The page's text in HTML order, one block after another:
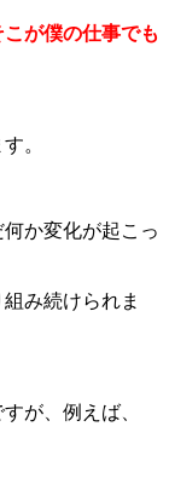
が僕の仕事でも
。
か変化が起こっ
み続けられま
が、例えば、